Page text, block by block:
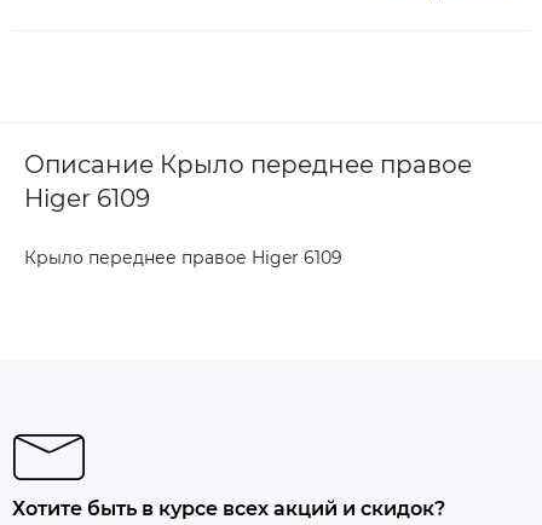
Описание Крыло переднее правое
Higer 6109
Крыло переднее правое Higer 6109
Хотите быть в курсе всех акций и скидок?